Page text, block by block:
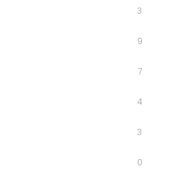
3
9
7
4
3
0